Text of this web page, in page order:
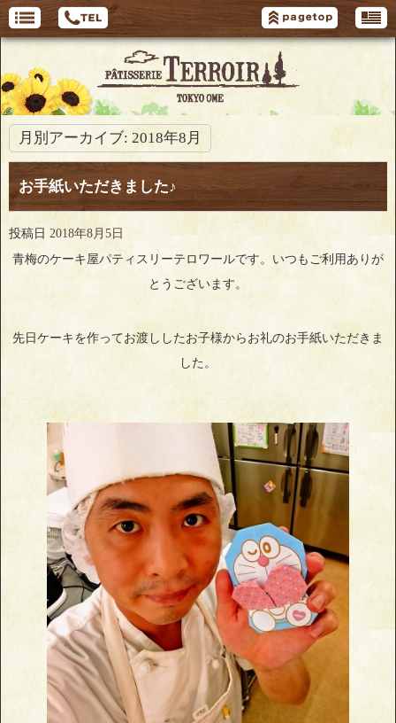
月別アーカイブ: 2018年8月
お手紙いただきました♪
投稿日 2018年8月5日
青梅のケーキ屋パティスリーテロワールです。いつもご利用ありが
とうございます。
先日ケーキを作ってお渡ししたお子様からお礼のお手紙いただきま
した。